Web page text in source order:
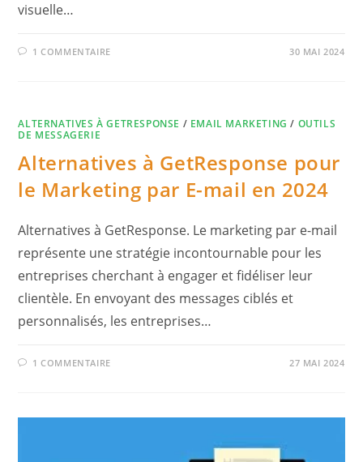
visuelle…
1 COMMENTAIRE 30 MAI 2024
ALTERNATIVES À GETRESPONSE / EMAIL MARKETING / OUTILS
DE MESSAGERIE
Alternatives à GetResponse pour
le Marketing par E-mail en 2024
Alternatives à GetResponse. Le marketing par e-mail
représente une stratégie incontournable pour les
entreprises cherchant à engager et fidéliser leur
clientèle. En envoyant des messages ciblés et
personnalisés, les entreprises…
1 COMMENTAIRE 27 MAI 2024